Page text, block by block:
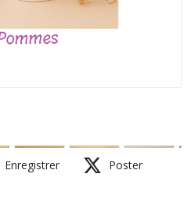
Enregistrer Poster